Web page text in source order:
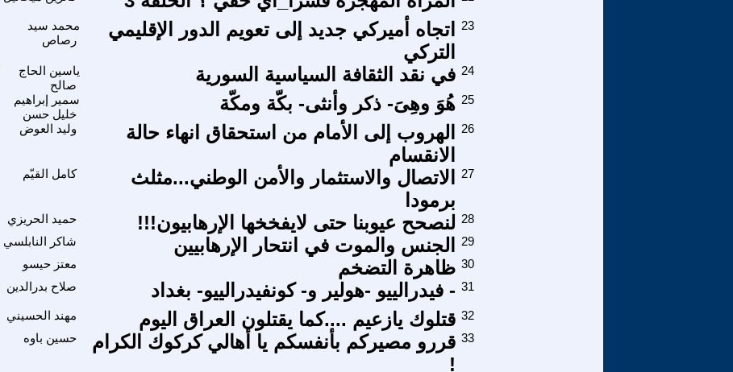
محمد سيد
رصاص
اتجاه أميركي جديد إلى تعويم الدور الإقليمي
التركي
23
ياسين الحاج
صالح
في نقد الثقافة السياسية السورية 24
سمير إبراهيم
خليل حسن
هُوَ وهِىَ- ذكر وأنثى- بكّة ومكّة 25
وليد العوض
الهروب إلى الأمام من استحقاق انهاء حالة
الانقسام
26
كامل القيّم
الاتصال والاستثمار والأمن الوطني...مثلث
برمودا
27
حميد الحريزي لنصحح عيوبنا حتى لايفخخها الإرهابيون!!! 28
شاكر النابلسي الجنس والموت في انتحار الإرهابيين
29
معتز حيسو ظاهرة التضخم 30
صلاح بدرالدين - فيدرالييو -هولير و- كونفيدرالييو- بغداد 31
مهند الحسيني قتلوك يازعيم ....كما يقتلون العراق اليوم 32
حسين باوه
قررو مصيركم بأنفسكم يا أهالي كركوك الكرام
!
33